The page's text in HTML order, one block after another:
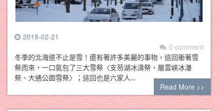
2018-02-21
0 comment
冬季的北海道不止是雪！還有著許多美麗的事物，這回衝著雪
祭而來，一口氣包了三大雪祭〈支芴湖冰濤祭、層雲峽冰瀑
祭、大通公園雪祭〉；這回也是六家人…
Read More >>